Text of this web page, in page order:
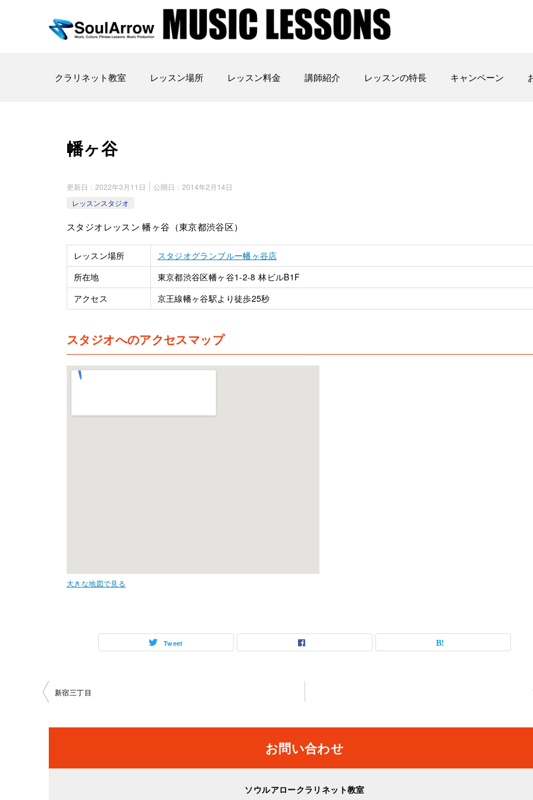
クラリネット教室 レッスン場所 レッスン料金 講師紹介 レッスンの特長 キャンペーン
幡ヶ谷
更新日： 2022年3月11日 公開日： 2014年2月14日
レッスンスタジオ
スタジオレッスン 幡ヶ谷（東京都渋谷区）
レッスン場所
スタジオグランブルー幡ヶ谷店
所在地
東京都渋谷区幡ヶ谷1-2-8 林ビルB1F
アクセス
京王線幡ヶ谷駅より徒歩25秒
スタジオへのアクセスマップ
大きな地図で見る
Tweet
投
ビ
新宿三丁目
お問い合わせ
ソウルアロークラリネット教室